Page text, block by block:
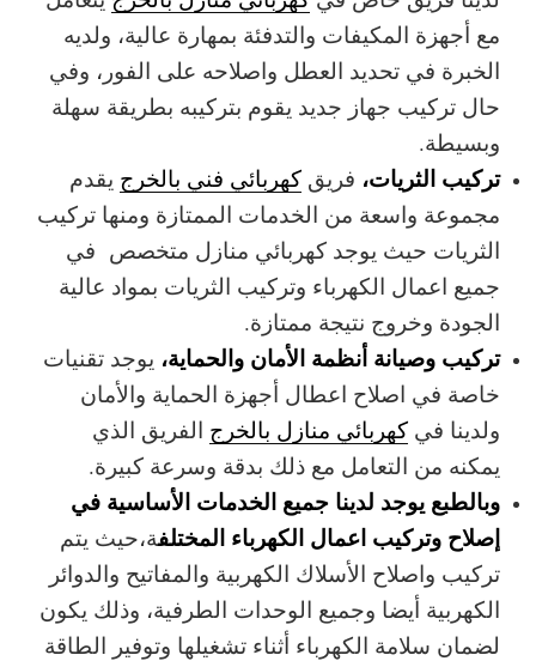
مع أجهزة المكيفات والتدفئة بمهارة عالية، ولديه
الخبرة في تحديد العطل واصلاحه على الفور، وفي
حال تركيب جهاز جديد يقوم بتركيبه بطريقة سهلة
وبسيطة.
تركيب الثريات، فريق كهربائي فني بالخرج يقدم
مجموعة واسعة من الخدمات الممتازة ومنها تركيب
الثريات حيث يوجد كهربائي منازل متخصص في
جميع اعمال الكهرباء وتركيب الثريات بمواد عالية
الجودة وخروج نتيجة ممتازة.
تركيب وصيانة أنظمة الأمان والحماية، يوجد تقنيات
خاصة في اصلاح اعطال أجهزة الحماية والأمان
ولدينا في كهربائي منازل بالخرج الفريق الذي
يمكنه من التعامل مع ذلك بدقة وسرعة كبيرة.
وبالطبع يوجد لدينا جميع الخدمات الأساسية في
إصلاح وتركيب اعمال الكهرباء المختلفة،حيث يتم
تركيب واصلاح الأسلاك الكهربية والمفاتيح والدوائر
الكهربية أيضا وجميع الوحدات الطرفية، وذلك يكون
لضمان سلامة الكهرباء أثناء تشغيلها وتوفير الطاقة